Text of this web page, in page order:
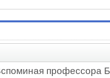
профессора